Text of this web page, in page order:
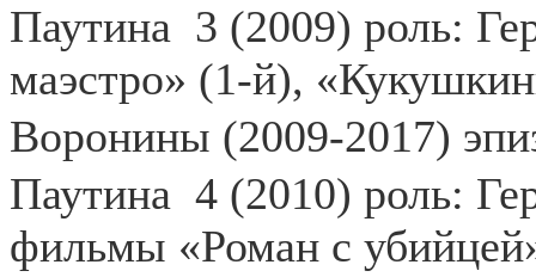
Паутина 3 (2009) роль:
маэстро» (1-й),
Воронины (2009-2017)
Паутина 4 (2010) роль:
фильмы «Роман с